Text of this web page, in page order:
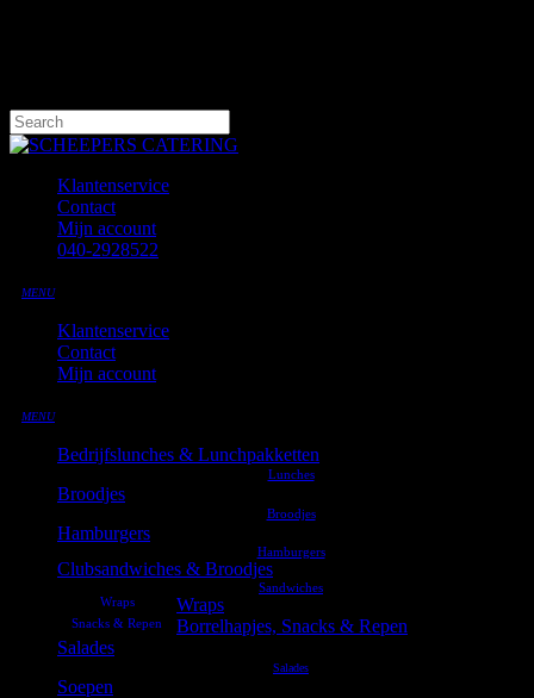
Close
Klantenservice
Contact
Mijn account
040-2928522
MENU
Klantenservice
Contact
Mijn account
MENU
Bedrijfslunches & Lunchpakketten
Broodjes
Hamburgers
Clubsandwiches & Broodjes
Wraps
Borrelhapjes, Snacks & Repen
Salades
Soepen